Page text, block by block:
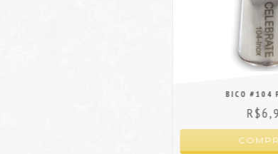
BICO #104